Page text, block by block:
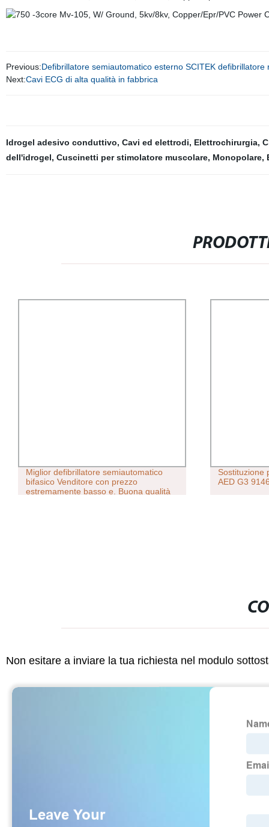
Previous:Defibrillatore semiautomatico esterno SCITEK defibrillatore
Next:Cavi ECG di alta qualità in fabbrica
Idrogel adesivo conduttivo, Cavi ed elettrodi, Elettrochirurgia,
dell'idrogel, Cuscinetti per stimolatore muscolare, Monopolare,
Miglior defibrillatore semiautomatico
bifasico Venditore con prezzo
estremamente basso e. Buona qualità
Sostituzione
AED G3
Non esitare a inviare la tua richiesta nel modulo